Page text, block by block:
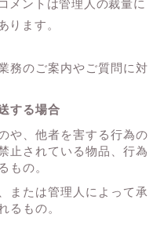
メントは管理人の裁量に
ります。
務のご案内やご質問に対
する場合
や、他者を害する行為の
止されている物品、行為
もの。
または管理人によって承
るもの。